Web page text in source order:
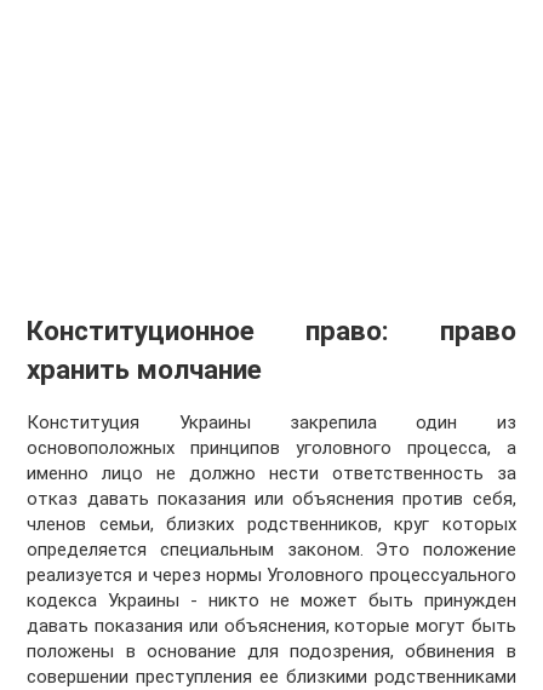
Конституционное право: право
хранить молчание
Конституция Украины закрепила один из
основоположных принципов уголовного процесса, а
именно лицо не должно нести ответственность за
отказ давать показания или объяснения против себя,
членов семьи, близких родственников, круг которых
определяется специальным законом. Это положение
реализуется и через нормы Уголовного процессуального
кодекса Украины - никто не может быть принужден
давать показания или объяснения, которые могут быть
положены в основание для подозрения, обвинения в
совершении преступления ее близкими родственниками